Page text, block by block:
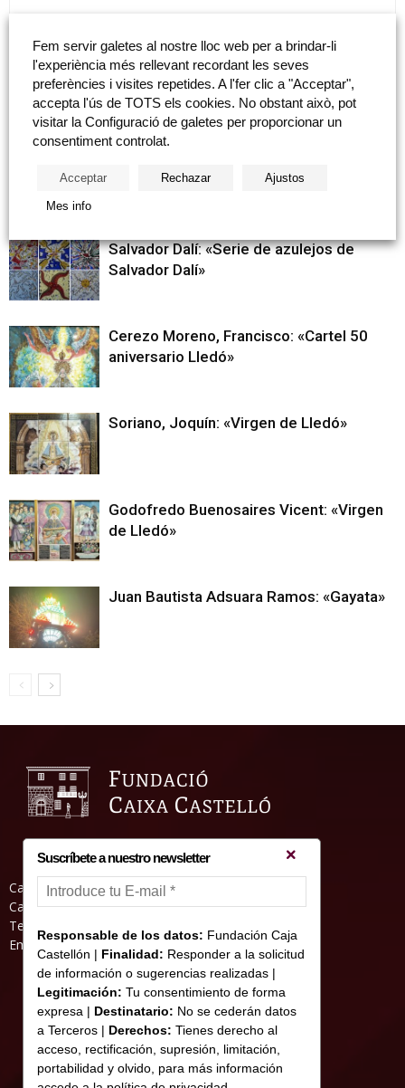
Artículo anterior
Amat Bellés i Roig: «Abstracto»
Artículo siguiente
Leonardo Bellés Castella:
Artículo relacionados
Salvador Dalí: «Serie de azulejos de
Salvador Dalí»
Cerezo Moreno, Francisco: «Cartel 50
aniversario Lledó»
Soriano, Joquín: «Virgen de Lledó»
Godofredo Buenosaires Vicent: «Virgen
de Lledó»
Juan Bautista Adsuara Ramos: «Gayata»
Casa Abadia, Pl. de la Hierba s/nº, 12001
Castelló de la Plana
Teléfono: 964 23 25 51
Email: informacion@fundacioncajacastellon.es
Suscríbete a nuestro newsletter
Responsable de los datos: Fundación Caja
Castellón | Finalidad: Responder a la solicitud
de información o sugerencias realizadas |
Legitimación: Tu consentimiento de forma
expresa | Destinatario: No se cederán datos
a Terceros | Derechos: Tienes derecho al
acceso, rectificación, supresión, limitación,
portabilidad y olvido, para más información
Fem servir galetes al nostre lloc web per a brindar-li
l'experiència més rellevant recordant les seves
preferències i visites repetides. A l'fer clic a "Acceptar",
accepta l'ús de TOTS els cookies. No obstant això, pot
visitar la Configuració de galetes per proporcionar un
consentiment controlat.
Acceptar Rechazar Ajustos
Mes info